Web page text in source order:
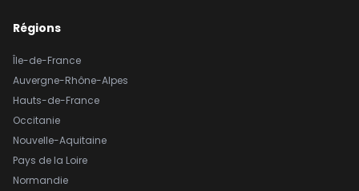
Régions
Île-de-France
Auvergne-Rhône-Alpes
Hauts-de-France
Occitanie
Nouvelle-Aquitaine
Pays de la Loire
Normandie